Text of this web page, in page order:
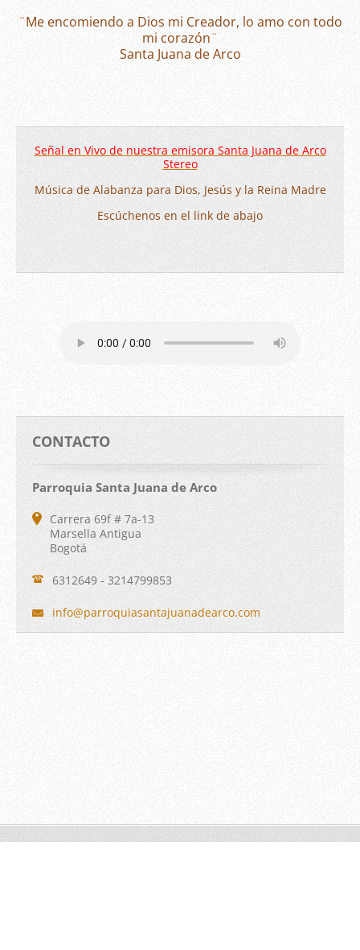
¨Me encomiendo a Dios mi Creador, lo amo con todo
mi corazón¨
Santa Juana de Arco
Señal en Vivo de nuestra emisora Santa Juana de Arco
Stereo
Música de Alabanza para Dios, Jesús y la Reina Madre
Escúchenos en el link de abajo
CONTACTO
Parroquia Santa Juana de Arco
Carrera 69f # 7a-13
Marsella Antigua
Bogotá
6312649 - 3214799853
info@parroquiasantajuanadearco.com